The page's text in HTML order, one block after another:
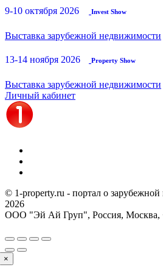
9-10 октября 2026 Invest Show
Выставка зарубежной недвижимости
13-14 ноября 2026 Property Show
Выставка зарубежной недвижимости
Личный кабинет
© 1-property.ru - портал о
2026
ООО "Эй Ай Груп", Россия, Москва,
×